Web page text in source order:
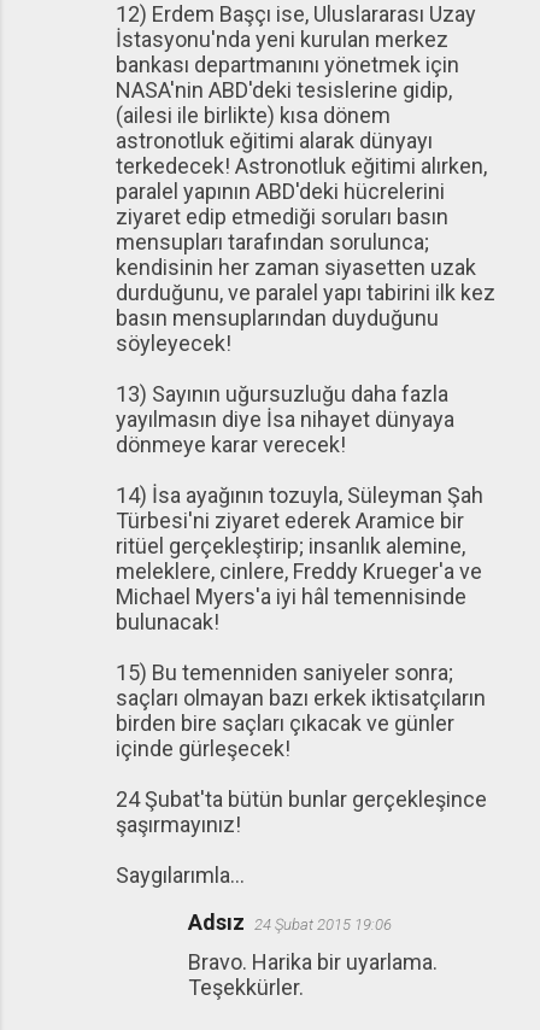
12) Erdem Başçı ise, Uluslararası Uzay
İstasyonu'nda yeni kurulan merkez
bankası departmanını yönetmek için
NASA'nin ABD'deki tesislerine gidip,
(ailesi ile birlikte) kısa dönem
astronotluk eğitimi alarak dünyayı
terkedecek! Astronotluk eğitimi alırken,
paralel yapının ABD'deki hücrelerini
ziyaret edip etmediği soruları basın
mensupları tarafından sorulunca;
kendisinin her zaman siyasetten uzak
durduğunu, ve paralel yapı tabirini ilk kez
basın mensuplarından duyduğunu
söyleyecek!
13) Sayının uğursuzluğu daha fazla
yayılmasın diye İsa nihayet dünyaya
dönmeye karar verecek!
14) İsa ayağının tozuyla, Süleyman Şah
Türbesi'ni ziyaret ederek Aramice bir
ritüel gerçekleştirip; insanlık alemine,
meleklere, cinlere, Freddy Krueger'a ve
Michael Myers'a iyi hâl temennisinde
bulunacak!
15) Bu temenniden saniyeler sonra;
saçları olmayan bazı erkek iktisatçıların
birden bire saçları çıkacak ve günler
içinde gürleşecek!
24 Şubat'ta bütün bunlar gerçekleşince
şaşırmayınız!
Saygılarımla...
Adsız 24 Şubat 2015 19:06
Bravo. Harika bir uyarlama.
Teşekkürler.